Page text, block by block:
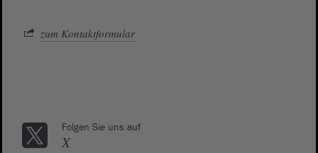
zum Kontaktformular
Folgen Sie uns auf
X